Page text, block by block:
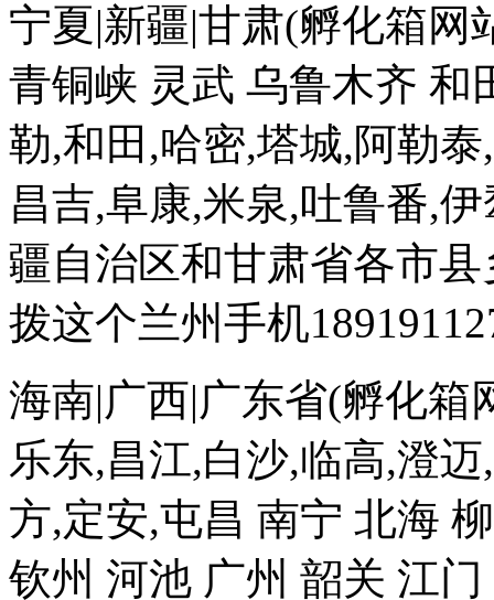
宁夏|新疆|甘肃(孵化箱网
青铜峡 灵武 乌鲁木齐 和
勒,和田,哈密,塔城,阿勒
昌吉,阜康,米泉,吐鲁番,
疆自治区和甘肃省各市
拨这个兰州手机
海南|广西|广东省(孵化箱
乐东,昌江,白沙,临高,澄
方,定安,屯昌 南宁 北海
钦州 河池 广州 韶关 江